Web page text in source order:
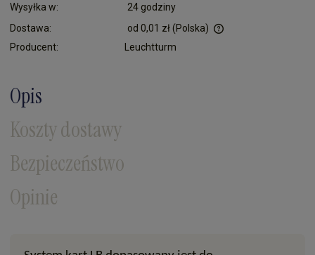
Wysyłka w:
24 godziny
Dostawa:
od 0,01 zł(Polska)
Producent: Leuchtturm
Opis
Koszty dostawy
Bezpieczeństwo
Opinie